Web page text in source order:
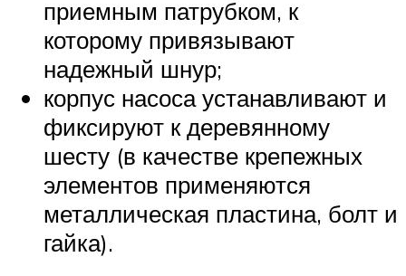
приемным патрубком, к
которому привязывают
надежный шнур;
корпус насоса устанавливают и
фиксируют к деревянному
шесту (в качестве крепежных
элементов применяются
металлическая пластина, болт и
гайка).